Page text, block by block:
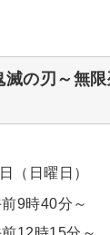
滅の刃～無
（日曜日）
9時40分～